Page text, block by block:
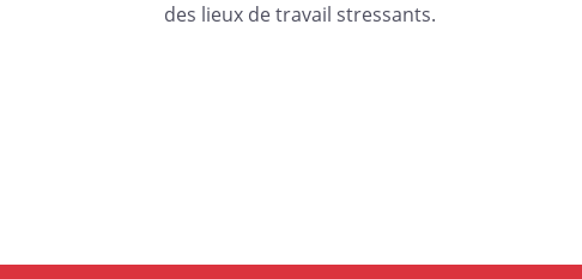
des lieux de travail stressants.